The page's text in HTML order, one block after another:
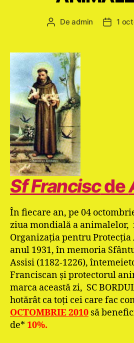
Autor
Deadmin
Dată
1
Sf Franciscde
În fiecare an, pe 04
ziua mondială a animalelor,
Organizația pentru
anul 1931, în memoria
Assisi (1182-1226),
Franciscan și protectorul
marca această zi, SC
hotărât ca toți cei care fac
OCTOMBRIE 2010 să
de* 10%.